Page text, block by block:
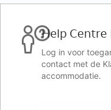
Help
Log in voor
contact met de
accommodatie.